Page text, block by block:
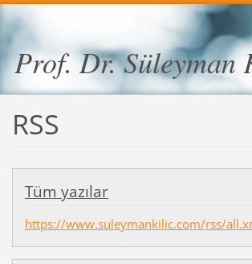
Prof. Dr. Süleyman
RSS
Tüm yazılar
https://www.suleymankilic.com/rss/